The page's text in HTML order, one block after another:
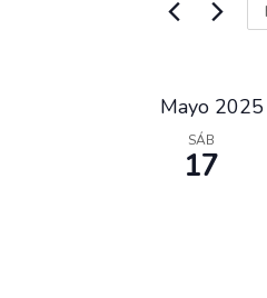
Mayo 2025
SÁB
17